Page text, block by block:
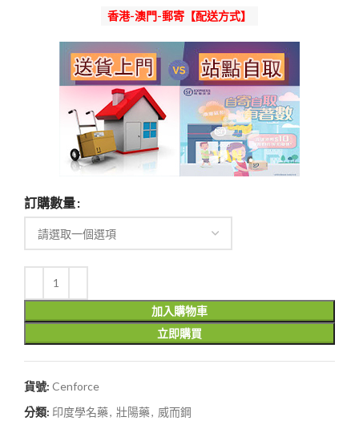
香港-澳門-郵寄【配送方式】
訂購數量
加入購物車
立即購買
貨號: Cenforce
分類: 印度學名藥, 壯陽藥, 威而鋼